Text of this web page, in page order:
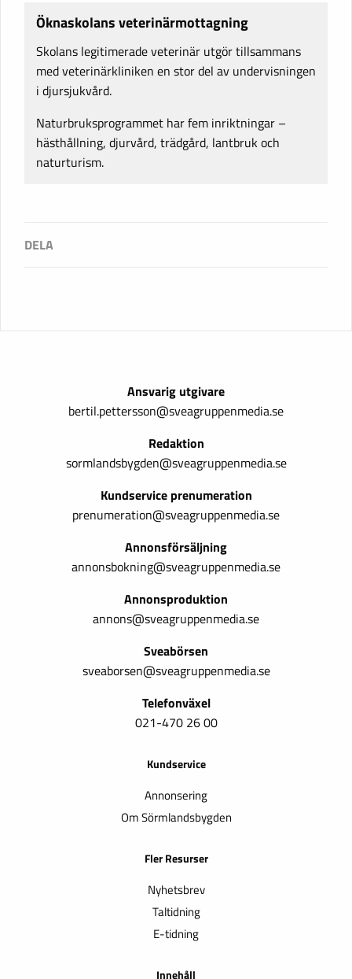
Öknaskolans veterinärmottagning
Skolans legitimerade veterinär utgör tillsammans
med veterinärkliniken en stor del av undervisningen
i djursjukvård.
Naturbruksprogrammet har fem inriktningar –
hästhållning, djurvård, trädgård, lantbruk och
naturturism.
Ansvarig utgivare
bertil.pettersson@sveagruppenmedia.se
Redaktion
sormlandsbygden@sveagruppenmedia.se
Kundservice prenumeration
prenumeration@sveagruppenmedia.se
Annonsförsäljning
annonsbokning@sveagruppenmedia.se
Annonsproduktion
annons@sveagruppenmedia.se
Sveabörsen
sveaborsen@sveagruppenmedia.se
Telefonväxel
021-470 26 00
Kundservice
Annonsering
Om Sörmlandsbygden
Fler Resurser
Nyhetsbrev
Taltidning
E-tidning
Innehåll